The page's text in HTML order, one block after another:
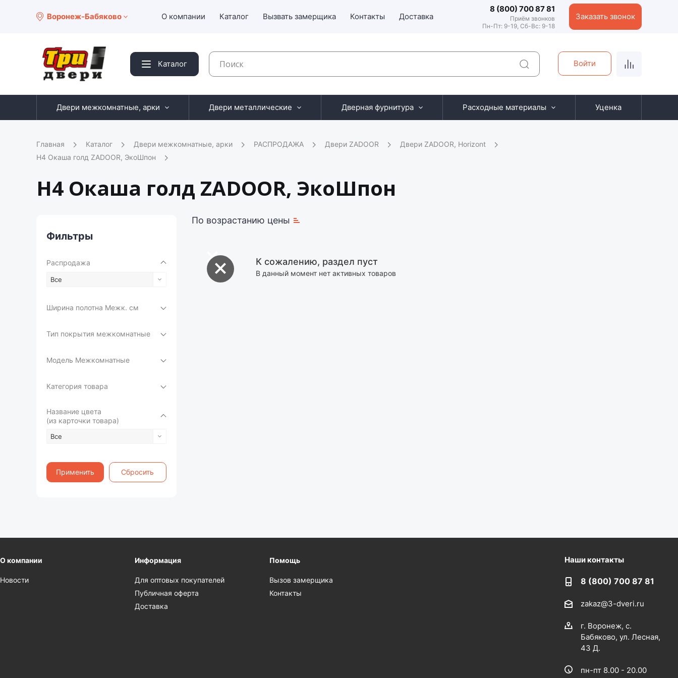
Воронеж-Бабяково О компании Каталог Вызвать замерщика Контакты Доставка
8 (800) 700 87 81
Приём звонков
Пн-Пт: 9-19, Сб-Вс: 9-18
Заказать звонок
Каталог Войти
Двери межкомнатные, арки Двери металлические Дверная фурнитура Расходные материалы Уценка
Главная Каталог Двери межкомнатные, арки РАСПРОДАЖА Двери ZADOOR
Двери ZADOOR, Horizont
H4 Окаша голд ZADOOR, ЭкоШпон
H4 Окаша голд ZADOOR, ЭкоШпон
Фильтры
Распродажа
Все
Ширина полотна Межк. см
Тип покрытия межкомнатные
Модель Межкомнатные
Категория товара
Название цвета
(из карточки товара)
Все
Применить Сбросить
По возрастанию цены
К сожалению, раздел пуст
В данный момент нет активных товаров
О компании
Новости
Информация
Для оптовых покупателей
Публичная оферта
Доставка
Помощь
Вызов замерщика
Контакты
Наши контакты
8 (800) 700 87 81
zakaz@3-dveri.ru
г. Воронеж, с.
Бабяково, ул. Лесная,
43 Д.
пн-пт 8.00 - 20.00